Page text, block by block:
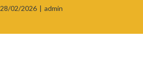
28/02/2026 | admin